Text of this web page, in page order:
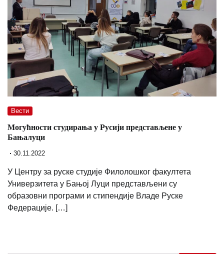
Вести
Могућности студирања у Русији представљене у
Бањалуци
30.11.2022
У Центру за руске студије Филолошког факултета
Универзитета у Бањој Луци представљени су
образовни програми и стипендије Владе Руске
Федерације. […]